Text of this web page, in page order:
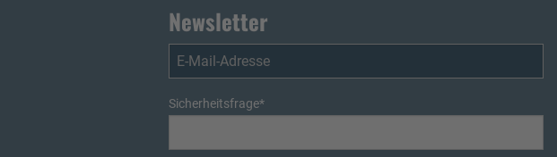
Newsletter
Sicherheitsfrage*